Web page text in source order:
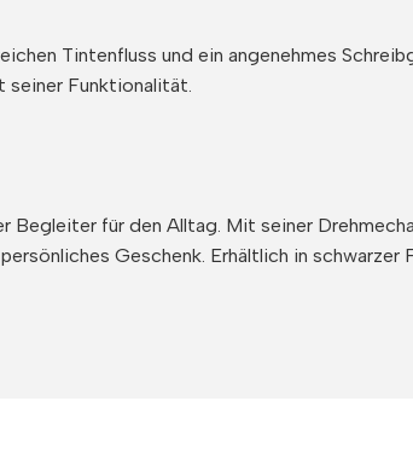
Tintenfluss und ein angenehmes
seiner Funktionalität.
Begleiter für den Alltag. Mit seiner
Geschenk. Erhältlich in schwarzer